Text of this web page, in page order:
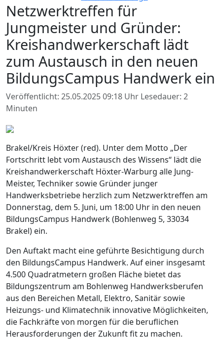
Netzwerktreffen für
Jungmeister und Gründer:
Kreishandwerkerschaft lädt
zum Austausch in den neuen
BildungsCampus Handwerk ein
Veröffentlicht: 25.05.2025 09:18 Uhr Lesedauer: 2
Minuten
Brakel/Kreis Höxter (red). Unter dem Motto „Der
Fortschritt lebt vom Austausch des Wissens“ lädt die
Kreishandwerkerschaft Höxter-Warburg alle Jung-
Meister, Techniker sowie Gründer junger
Handwerksbetriebe herzlich zum Netzwerktreffen am
Donnerstag, dem 5. Juni, um 18:00 Uhr in den neuen
BildungsCampus Handwerk (Bohlenweg 5, 33034
Brakel) ein.
Den Auftakt macht eine geführte Besichtigung durch
den BildungsCampus Handwerk. Auf einer insgesamt
4.500 Quadratmetern großen Fläche bietet das
Bildungszentrum am Bohlenweg Handwerksberufen
aus den Bereichen Metall, Elektro, Sanitär sowie
Heizungs- und Klimatechnik innovative Möglichkeiten,
die Fachkräfte von morgen für die beruflichen
Herausforderungen der Zukunft fit zu machen.